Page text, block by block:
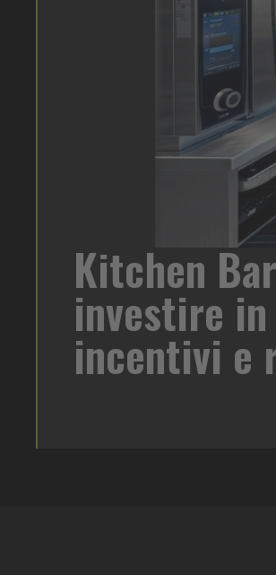
Kitchen
investire
incentivi e